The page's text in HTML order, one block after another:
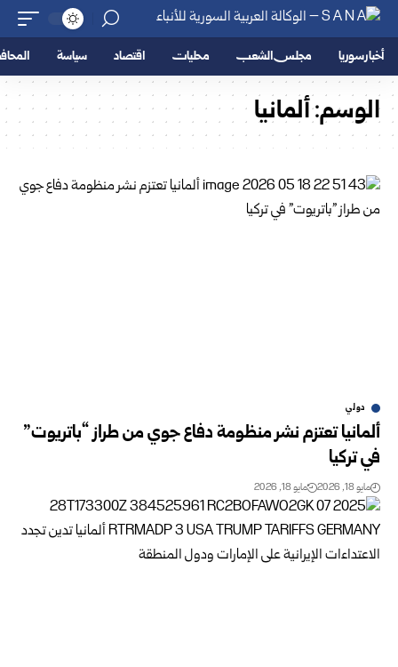
أخبار سوريا مجلس الشعب محليات اقتصاد سياسة
الوسم:ألمانيا
دولي
ألمانيا تعتزم نشر منظومة دفاع جوي من طراز “باتريوت”
في تركيا
مايو 18, 2026 مايو 18, 2026